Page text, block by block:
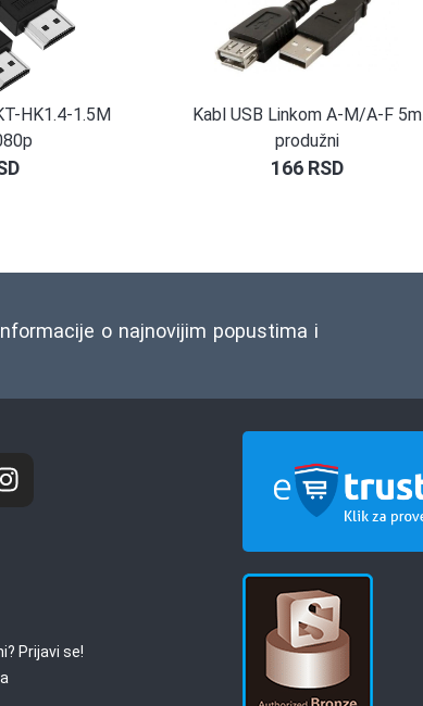
HK1.4-1.5M
Kabl USB Linkom A-M/A-F 5m
produžni
166 RSD
o najnovijim popustima i
Prijavi se!